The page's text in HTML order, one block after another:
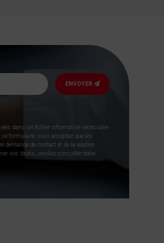
ENVOYER
dans un fichier informatisé nécessaire
formulaire, vous acceptez que les
demande de contact et de la relation
vos droits, veuillez consulter notre